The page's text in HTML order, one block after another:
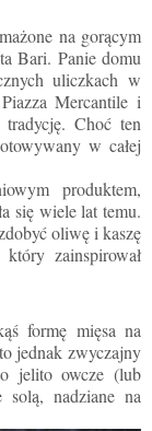
na gorącym
Bari. Panie domu
uliczkach w
Mercantile i
tradycję. Choć ten
w całej
produktem,
się wiele lat temu.
oliwę i kaszę
zainspirował
formę mięsa na
jednak zwyczajny
jelito owcze (lub
solą, nadziane na